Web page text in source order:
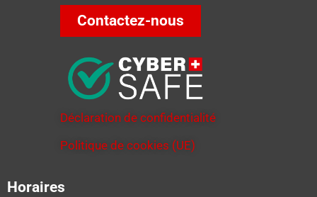
Contactez-nous
Déclaration de confidentialité
Politique de cookies (UE)
Horaires